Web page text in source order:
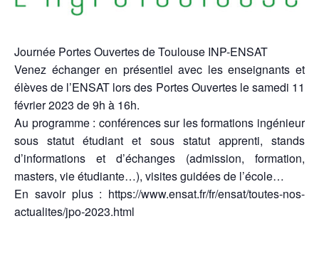
Journée Portes Ouvertes de Toulouse INP-ENSAT
Venez échanger en présentiel avec les enseignants et
élèves de l’ENSAT lors des Portes Ouvertes le samedi 11
février 2023 de 9h à 16h.
Au programme : conférences sur les formations ingénieur
sous statut étudiant et sous statut apprenti, stands
d’informations et d’échanges (admission, formation,
masters, vie étudiante…), visites guidées de l’école…
En savoir plus : https://www.ensat.fr/fr/ensat/toutes-nos-
actualites/jpo-2023.html